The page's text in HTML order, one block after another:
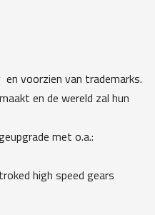
voorzien van trademarks.
en de wereld zal hun
met o.a.:
high speed gears